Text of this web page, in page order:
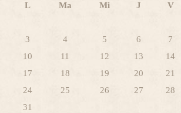
L Ma Mi J V
3
4 5 6 7
10
11 12 13 14
17
18 19 20 21
24
25 26 27 28
31